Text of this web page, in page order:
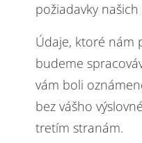
požiadavky našich
Údaje, ktoré nám
budeme
vám boli
bez vášho
tretím stranám.